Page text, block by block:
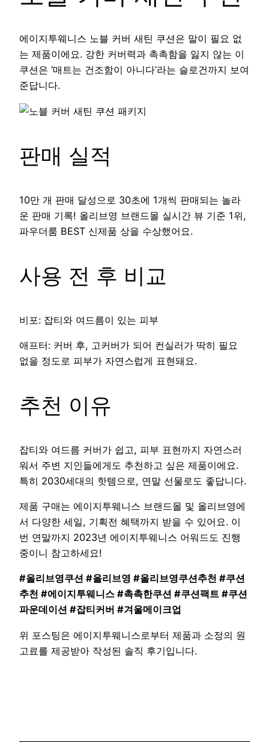
에이지투웨니스 노블 커버 새틴 쿠션은 말이 필요 없
는 제품이에요. 강한 커버력과 촉촉함을 잃지 않는 이
쿠션은 ‘매트는 건조함이 아니다’라는 슬로건까지 보여
준답니다.
판매 실적
10만 개 판매 달성으로 30초에 1개씩 판매되는 놀라
운 판매 기록! 올리브영 브랜드몰 실시간 뷰 기준 1위,
파우더룸 BEST 신제품 상을 수상했어요.
사용 전 후 비교
비포: 잡티와 여드름이 있는 피부
애프터: 커버 후, 고커버가 되어 컨실러가 딱히 필요
없을 정도로 피부가 자연스럽게 표현돼요.
추천 이유
잡티와 여드름 커버가 쉽고, 피부 표현까지 자연스러
워서 주변 지인들에게도 추천하고 싶은 제품이에요.
특히 2030세대의 핫템으로, 연말 선물로도 좋답니다.
제품 구매는 에이지투웨니스 브랜드몰 및 올리브영에
서 다양한 세일, 기획전 혜택까지 받을 수 있어요. 이
번 연말까지 2023년 에이지투웨니스 어워드도 진행
중이니 참고하세요!
#올리브영쿠션 #올리브영 #올리브영쿠션추천 #쿠션
추천 #에이지투웨니스 #촉촉한쿠션 #쿠션팩트 #쿠션
파운데이션 #잡티커버 #겨울메이크업
위 포스팅은 에이지투웨니스로부터 제품과 소정의 원
고료를 제공받아 작성된 솔직 후기입니다.